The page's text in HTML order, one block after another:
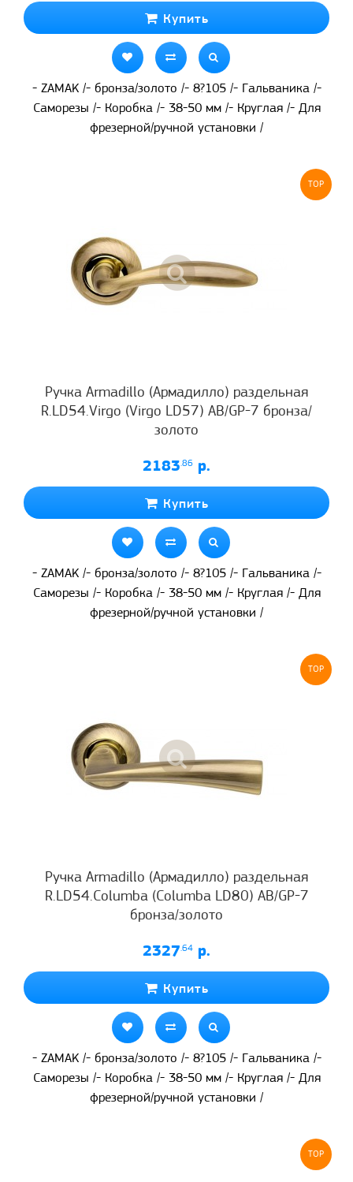
Купить
- ZAMAK /- бронза/золото /- 8?105 /- Гальваника /-
Саморезы /- Коробка /- 38-50 мм /- Круглая /- Для
фрезерной/ручной установки /
TOP
Ручка Armadillo (Армадилло) раздельная
R.LD54.Virgo (Virgo LD57) AB/GP-7 бронза/
золото
2183.86 р.
Купить
- ZAMAK /- бронза/золото /- 8?105 /- Гальваника /-
Саморезы /- Коробка /- 38-50 мм /- Круглая /- Для
фрезерной/ручной установки /
TOP
Ручка Armadillo (Армадилло) раздельная
R.LD54.Columba (Columba LD80) AB/GP-7
бронза/золото
2327.64 р.
Купить
- ZAMAK /- бронза/золото /- 8?105 /- Гальваника /-
Саморезы /- Коробка /- 38-50 мм /- Круглая /- Для
фрезерной/ручной установки /
TOP